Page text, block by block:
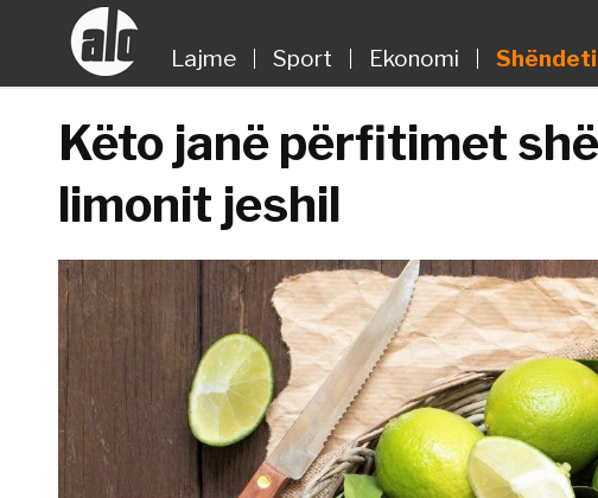
Lajme Sport Ekonomi Shëndeti
Këto janë përfitimet
limonit jeshil